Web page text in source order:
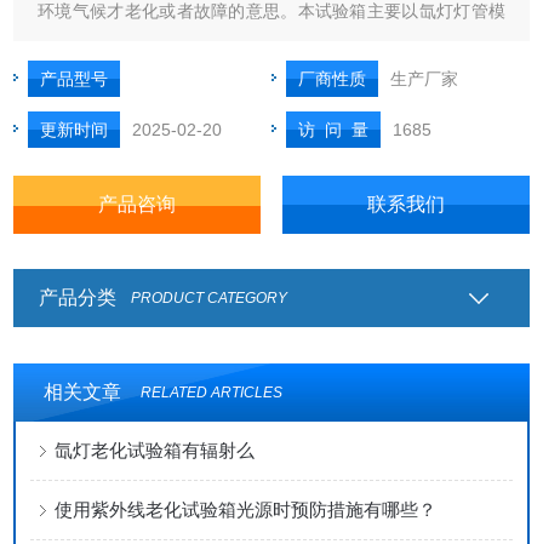
环境气候才老化或者故障的意思。本试验箱主要以氙灯灯管模
产品型号
厂商性质 生产厂家
更新时间 2025-02-20 访 问 量 1685
产品咨询 联系我们
产品分类 PRODUCT CATEGORY
相关文章 RELATED ARTICLES
氙灯老化试验箱有辐射么
使用紫外线老化试验箱光源时预防措施有哪些？